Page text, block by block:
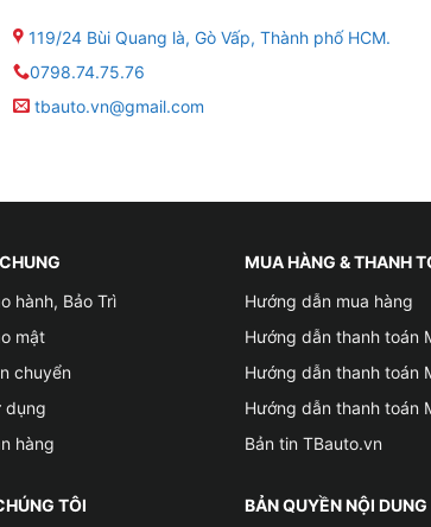
(mm)
119/24 Bùi Quang là, Gò Vấp, Thành phố HCM.
0798.74.75.76
tbauto.vn@gmail.com
hành, Bảo Trì
mật
chuyển
dụng
hàng
MUA HÀNG & THANH
Hướng dẫn mua hàng
Hướng dẫn thanh toán
Hướng dẫn thanh toán
Hướng dẫn thanh toán
Bản tin TBauto.vn
TÔI BẢN QUYỀN NỘI DUNG